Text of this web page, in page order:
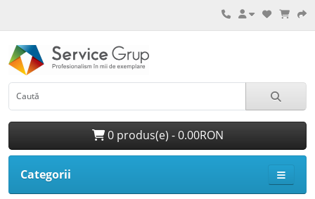
0 produs(e) - 0.00RON
Categorii